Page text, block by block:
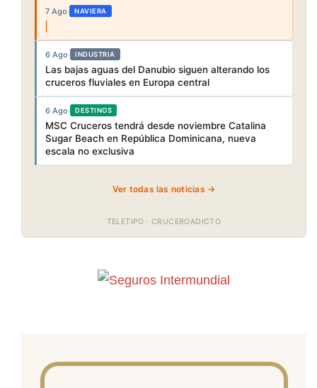
7 Ago· NAVIERA
6 Ago· INDUSTRIA
Las bajas aguas del Danubio siguen alterando los
cruceros fluviales en Europa central
6 Ago· DESTINOS
MSC Cruceros tendrá desde noviembre Catalina
Sugar Beach en República Dominicana, nueva
escala no exclusiva
Ver todas las noticias →
TELETIPO · CRUCEROADICTO